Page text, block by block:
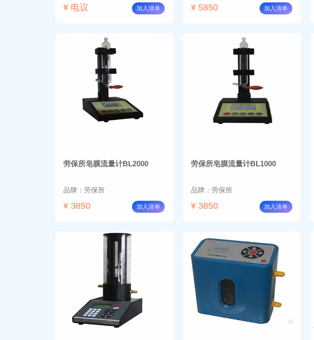
¥ 电议 加入清单 ¥ 5850 加入清单
劳保所皂膜流量计BL2000
品牌：劳保所
¥ 3850 加入清单
劳保所皂膜流量计BL1000
品牌：劳保所
¥ 3850 加入清单